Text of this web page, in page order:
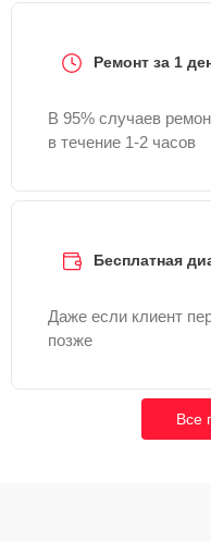
Ремонт за 1
В 95% случаев
в течение 1-2 часов
Бесплатная
Даже если клиент
позже
Все